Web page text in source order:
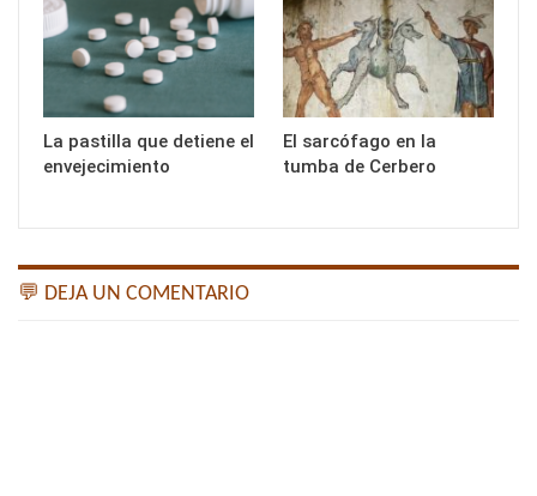
La pastilla que detiene el
envejecimiento
El sarcófago en la
tumba de Cerbero
💬 DEJA UN COMENTARIO